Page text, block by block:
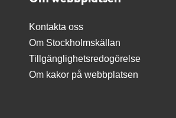
Kontakta oss
Om Stockholmskällan
Tillgänglighetsredogörelse
Om kakor på webbplatsen